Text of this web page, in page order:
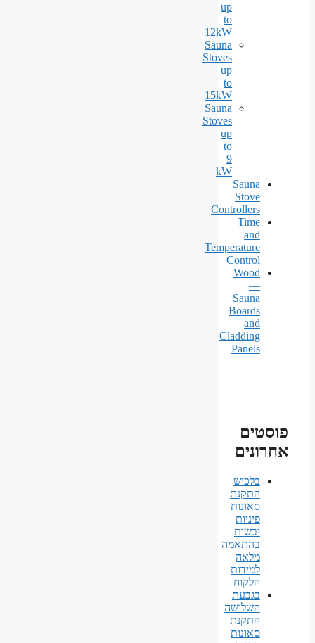
up
to
12kW
Sauna
Stoves
up
to
15kW
Sauna
Stoves
up
to
9
kW
Sauna
Stove
Controllers
Time
and
Temperature
Control
Wood
—
Sauna
Boards
and
Cladding
Panels
פוסטים
אחרונים
בלכיש
התקנת
סאונות
פיניות
יבשות
בהתאמה
מלאה
למידות
הלקוח
בגבעת
השלושה
התקנת
סאונות